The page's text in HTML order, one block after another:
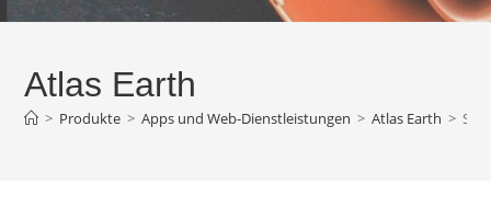
Atlas Earth
> Produkte > Apps und Web-Dienstleistungen > Atlas Earth >